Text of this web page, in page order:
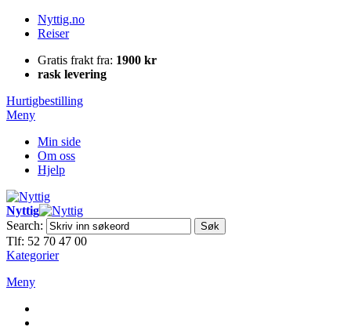
Nyttig.no
Reiser
Gratis frakt fra: 1900 kr
rask levering
Hurtigbestilling
Meny
Min side
Om oss
Hjelp
Nyttig
Search:
Søk
Tlf: 52 70 47 00
Kategorier
Meny